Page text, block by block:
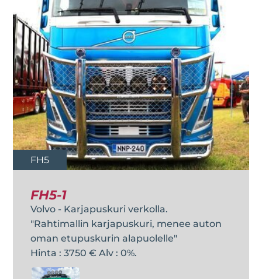
FH5
FH5-1
Volvo - Karjapuskuri verkolla.
"Rahtimallin karjapuskuri, menee auton
oman etupuskurin alapuolelle"
Hinta : 3750 € Alv : 0%.